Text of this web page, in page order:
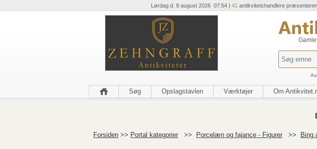
Lørdag d. 8 august 2026 07:54 | 41 antikvitetshandlere
Søg Opslagstavlen Værktøjer Om
Forsiden >> Portal kategorier >> Porcelæn og fajance - Figurer >> Bing